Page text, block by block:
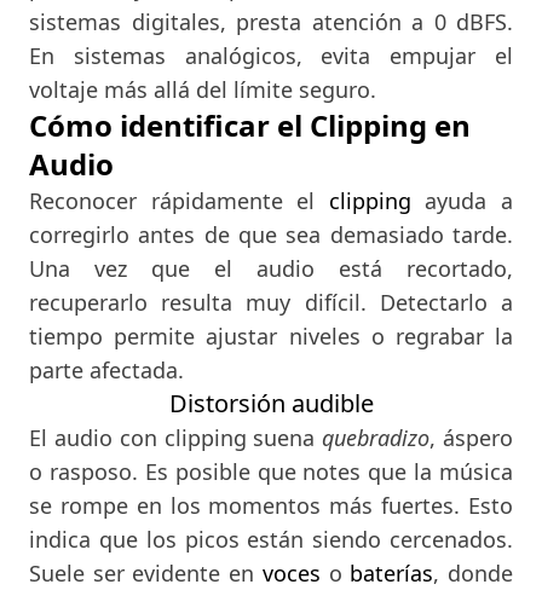
sistemas digitales, presta atención a 0 dBFS.
En sistemas analógicos, evita empujar el
voltaje más allá del límite seguro.
Cómo identificar el Clipping en
Audio
Reconocer rápidamente el clipping ayuda a
corregirlo antes de que sea demasiado tarde.
Una vez que el audio está recortado,
recuperarlo resulta muy difícil. Detectarlo a
tiempo permite ajustar niveles o regrabar la
parte afectada.
Distorsión audible
El audio con clipping suena quebradizo, áspero
o rasposo. Es posible que notes que la música
se rompe en los momentos más fuertes. Esto
indica que los picos están siendo cercenados.
Suele ser evidente en voces o baterías, donde